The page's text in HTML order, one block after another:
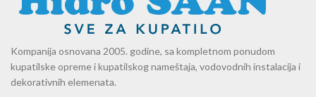
Kompanija osnovana 2005. godine, sa kompletnom ponudom
kupatilske opreme i kupatilskog nameštaja, vodovodnih instalacija i
dekorativnih elemenata.